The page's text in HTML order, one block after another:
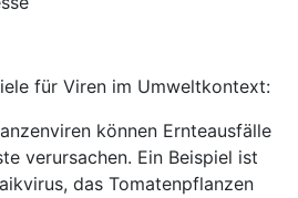
für Viren im Umweltkontext:
können Ernteausfälle
verursachen. Ein Beispiel ist
das Tomatenpflanzen